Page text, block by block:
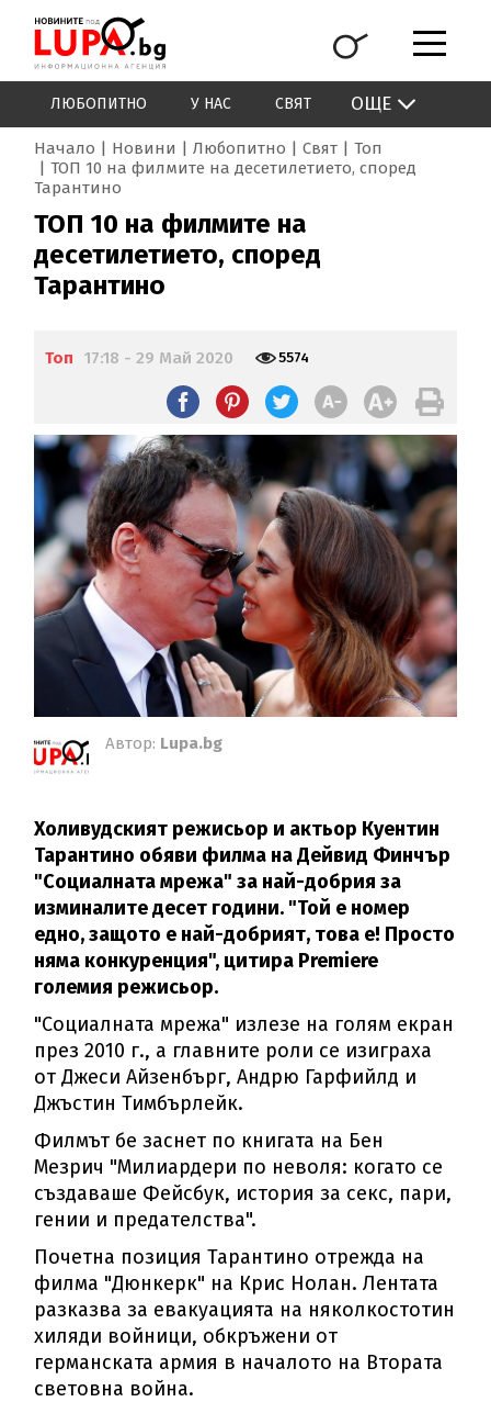
ЛЮБОПИТНО У НАС СВЯТ ОЩЕ
Начало Новини Любопитно Свят
Топ
ТОП 10 на филмите на десетилетието, според
Тарантино
ТОП 10 на филмите на
десетилетието, според
Тарантино
Топ 17:18 - 29 Май 2020 5574
Автор: Lupa.bg
Холивудският режисьор и актьор Куентин
Тарантино обяви филма на Дейвид Финчър
"Социалната мрежа" за най-добрия за
изминалите десет години. "Той е номер
едно, защото е най-добрият, това е! Просто
няма конкуренция", цитира Premiere
големия режисьор.
"Социалната мрежа" излезе на голям екран
през 2010 г., а главните роли се изиграха
от Джеси Айзенбърг, Андрю Гарфийлд и
Джъстин Тимбърлейк.
Филмът бе заснет по книгата на Бен
Мезрич "Милиардери по неволя: когато се
създаваше Фейсбук, история за секс, пари,
гении и предателства".
Почетна позиция Тарантино отрежда на
филма "Дюнкерк" на Крис Нолан. Лентата
разказва за евакуацията на няколкостотин
хиляди войници, обкръжени от
германската армия в началото на Втората
световна война.